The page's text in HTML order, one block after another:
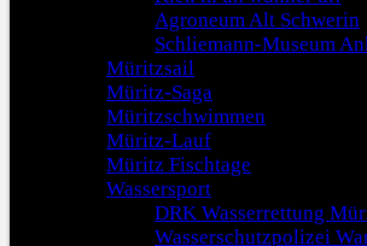
Agroneum Alt Schwerin
Schliemann-Museum
Müritzsail
Müritz-Saga
Müritzschwimmen
Müritz-Lauf
Müritz Fischtage
Wassersport
DRK Wasserrettung
Wasserschutzpolizei